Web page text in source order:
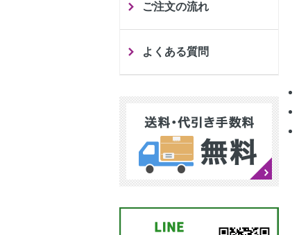
ご注文の流れ
よくある質問